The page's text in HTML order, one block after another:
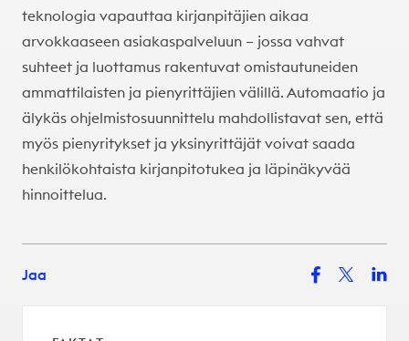
teknologia vapauttaa kirjanpitäjien aikaa
arvokkaaseen asiakaspalveluun – jossa vahvat
suhteet ja luottamus rakentuvat omistautuneiden
ammattilaisten ja pienyrittäjien välillä. Automaatio ja
älykäs ohjelmistosuunnittelu mahdollistavat sen, että
myös pienyritykset ja yksinyrittäjät voivat saada
henkilökohtaista kirjanpitotukea ja läpinäkyvää
hinnoittelua.
Jaa